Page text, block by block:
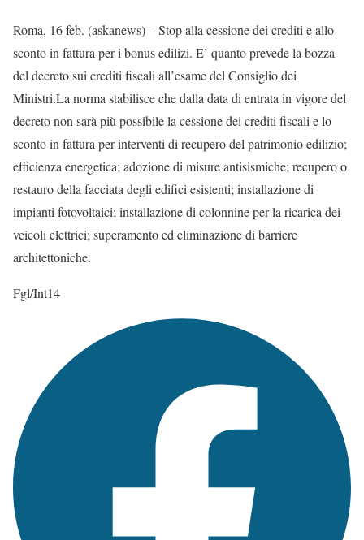
Roma, 16 feb. (askanews) – Stop alla cessione dei crediti e allo
sconto in fattura per i bonus edilizi. E’ quanto prevede la bozza
del decreto sui crediti fiscali all’esame del Consiglio dei
Ministri.La norma stabilisce che dalla data di entrata in vigore del
decreto non sarà più possibile la cessione dei crediti fiscali e lo
sconto in fattura per interventi di recupero del patrimonio edilizio;
efficienza energetica; adozione di misure antisismiche; recupero o
restauro della facciata degli edifici esistenti; installazione di
impianti fotovoltaici; installazione di colonnine per la ricarica dei
veicoli elettrici; superamento ed eliminazione di barriere
architettoniche.
Fgl/Int14